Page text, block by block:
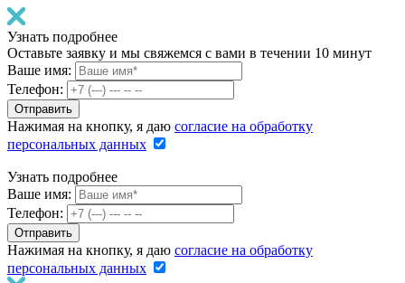
Узнать подробнее
Оставьте заявку и мы свяжемся с вами в течении 10 минут
Ваше имя:
Телефон:
Нажимая на кнопку, я даю согласие на обработку
персональных данных
Узнать подробнее
Ваше имя:
Телефон:
Нажимая на кнопку, я даю согласие на обработку
персональных данных